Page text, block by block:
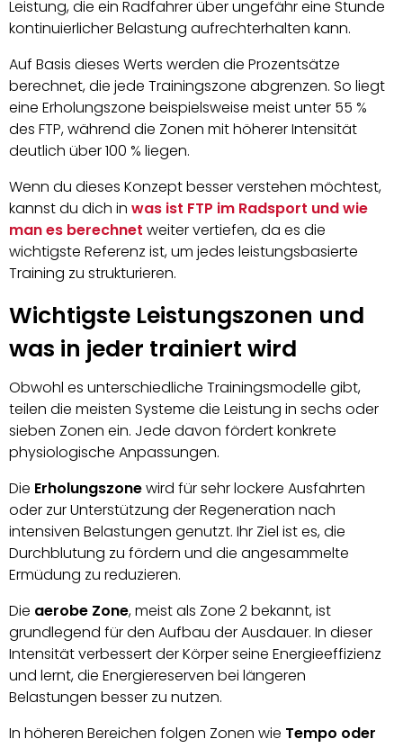
Leistung, die ein Radfahrer über ungefähr eine Stunde
kontinuierlicher Belastung aufrechterhalten kann.
Auf Basis dieses Werts werden die Prozentsätze
berechnet, die jede Trainingszone abgrenzen. So liegt
eine Erholungszone beispielsweise meist unter 55 %
des FTP, während die Zonen mit höherer Intensität
deutlich über 100 % liegen.
Wenn du dieses Konzept besser verstehen möchtest,
kannst du dich in was ist FTP im Radsport und wie
man es berechnet weiter vertiefen, da es die
wichtigste Referenz ist, um jedes leistungsbasierte
Training zu strukturieren.
Wichtigste Leistungszonen und
was in jeder trainiert wird
Obwohl es unterschiedliche Trainingsmodelle gibt,
teilen die meisten Systeme die Leistung in sechs oder
sieben Zonen ein. Jede davon fördert konkrete
physiologische Anpassungen.
Die Erholungszonewird für sehr lockere Ausfahrten
oder zur Unterstützung der Regeneration nach
intensiven Belastungen genutzt. Ihr Ziel ist es, die
Durchblutung zu fördern und die angesammelte
Ermüdung zu reduzieren.
Die aerobe Zone, meist als Zone 2 bekannt, ist
grundlegend für den Aufbau der Ausdauer. In dieser
Intensität verbessert der Körper seine Energieeffizienz
und lernt, die Energiereserven bei längeren
Belastungen besser zu nutzen.
In höheren Bereichen folgen Zonen wie Tempo oder